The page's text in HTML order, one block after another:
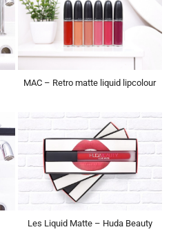
MAC – Retro matte liquid lipcolour
Les Liquid Matte – Huda Beauty